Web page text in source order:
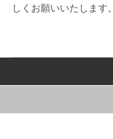
しくお願いいたします。